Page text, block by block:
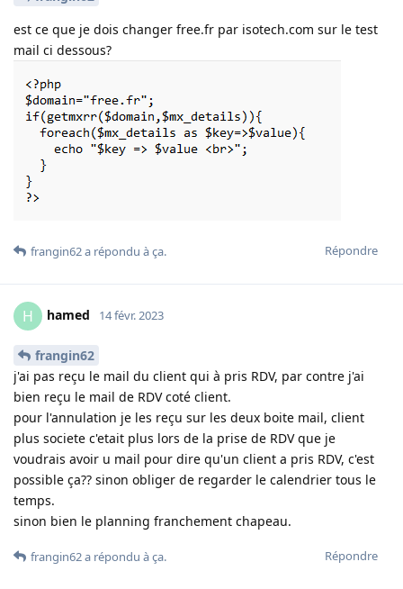
est ce que je dois changer free.fr par isotech.com sur le test
mail ci dessous?
Répondre
frangin62a répondu à ça.
H hamed 14 févr. 2023
frangin62
j'ai pas reçu le mail du client qui à pris RDV, par contre j'ai
bien reçu le mail de RDV coté client.
pour l'annulation je les reçu sur les deux boite mail, client
plus societe c'etait plus lors de la prise de RDV que je
voudrais avoir u mail pour dire qu'un client a pris RDV, c'est
possible ça?? sinon obliger de regarder le calendrier tous le
temps.
sinon bien le planning franchement chapeau.
Répondre
frangin62a répondu à ça.